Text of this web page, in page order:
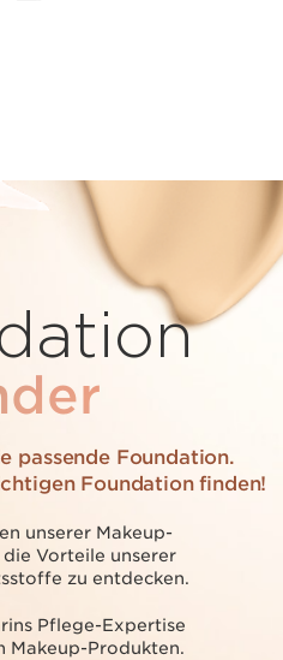
passende Foundation.
Foundation finden!
unserer Makeup-
Vorteile unserer
zu entdecken.
Pflege-Expertise
Makeup-Produkten.